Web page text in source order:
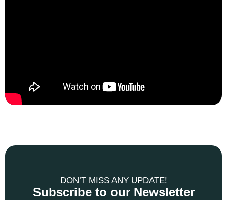
DON’T MISS ANY UPDATE!
Subscribe to our Newsletter